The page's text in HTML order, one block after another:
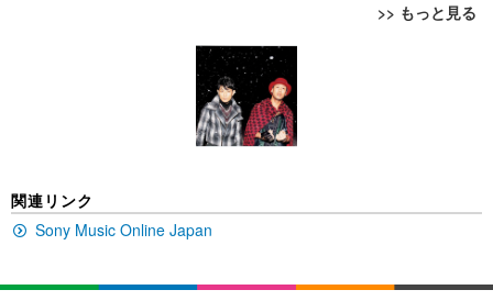
>> もっと見る
[EdoErgo] オフィスチェア 椅子 テレワーク 疲れな
い 跳ね上げ式アームレスト コンパクト 約105度ロッ
キング pc 事務椅子 360度回転 座面昇降 強化ナイロ
ン樹脂ベース 通気性メッシュ 在宅ワーク H-WY01
(黒網+黒枠+黒足)
ュチェア 人間工学 疲れない ブラック
￥27,999
EIZO ビジネス向けプレミアムモニター | FlexScan
EV3240X-WT | 31.5型4K UHD・USB Type-C・ホワ
￥105,595
イト
Amazonベーシック ペットシーツ 薄型 レギュラー 1
回使い捨て 無香料 ホワイト 300枚
x2袋(84枚) ホワイト(吸収面:ライトブルー)
関連リンク
Sony Music Online Japan